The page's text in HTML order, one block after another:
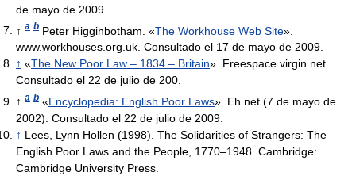
de mayo de 2009.
↑ a b Peter Higginbotham. «The Workhouse Web Site».
www.workhouses.org.uk. Consultado el 17 de mayo de 2009.
↑ «The New Poor Law – 1834 – Britain». Freespace.virgin.net.
Consultado el 22 de julio de 200.
↑ a b «Encyclopedia: English Poor Laws». Eh.net (7 de mayo de
2002). Consultado el 22 de julio de 2009.
↑ Lees, Lynn Hollen (1998). The Solidarities of Strangers: The
English Poor Laws and the People, 1770–1948. Cambridge:
Cambridge University Press.